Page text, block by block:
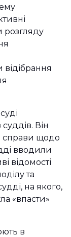
розгляду
відібрання
Він
справи щодо
вводили
відомості
та
на якого,
«впасти»
в